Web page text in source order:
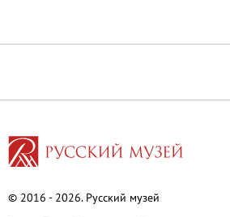
Реставрация
Открытая реставрация
События
© 2016 - 2026. Русский музей